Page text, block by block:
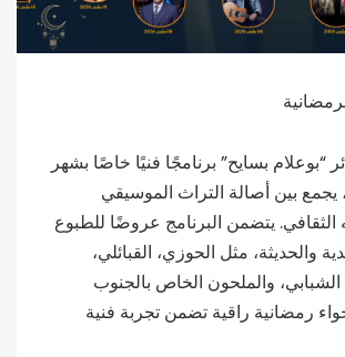
“بوعلام بسايح” برنامجًا فنيًا خاصًا بشهر
بين أصالة التراث الموسيقي
الثقافي. يتضمن البرنامج عروضًا للطبوع
والحديثة، مثل الحوزي، القبائلي،
والملحون الخاص بالجنوب
رمضانية راقية تضمن تجربة فنية